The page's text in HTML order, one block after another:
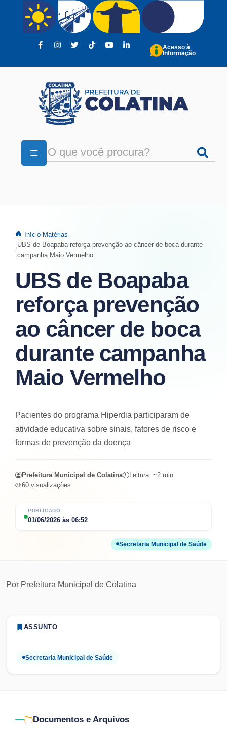
Pular para o conteúdo principal
Acesso à
Informação
Início Matérias
UBS de Boapaba reforça prevenção ao câncer de boca durante
campanha Maio Vermelho
UBS de Boapaba
reforça prevenção
ao câncer de boca
durante campanha
Maio Vermelho
PUBLICADO
01/06/2026 às 06:52
Secretaria Municipal de Saúde
Pacientes do programa Hiperdia participaram de
atividade educativa sobre sinais, fatores de risco e
formas de prevenção da doença
Prefeitura Municipal de Colatina Leitura: ~2 min
60 visualizações
Por Prefeitura Municipal de Colatina
ASSUNTO
Secretaria Municipal de Saúde
Documentos e Arquivos